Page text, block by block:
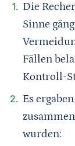
Die
Sinne
Fällen
Kontroll-
Es
wurden: